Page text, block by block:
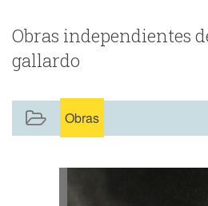
Obras independientes
gallardo
Obras